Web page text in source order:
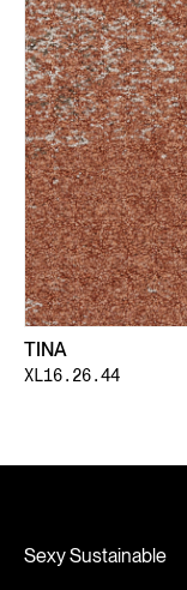
TINA
XL16.26.44
Sexy Sustainable